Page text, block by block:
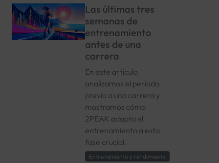
Las últimas tres
semanas de
entrenamiento
antes de una
carrera
En este artículo
analizamos el período
previo a una carrera y
mostramos cómo
2PEAK adapta el
entrenamiento a esta
fase crucial.
Entrenamiento y rendimiento